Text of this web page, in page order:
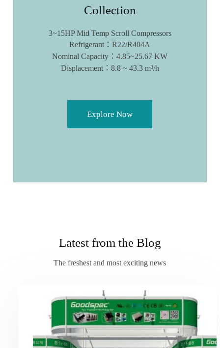
Collection
3~15HP Mid Temp Scroll Compressors
Refrigerant：R22/R404A
Nominal Capacity：4.85~25.67 KW
Displacement：8.8 ~ 43.3 m³/h
Explore Now
Latest from the Blog
The freshest and most exciting news